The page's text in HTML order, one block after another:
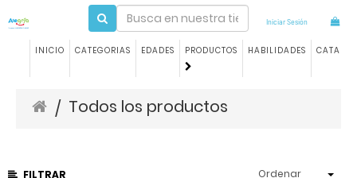
Iniciar Sesión
INICIO CATEGORIAS EDADES PRODUCTOS HABILIDADES
/ Todos los productos
FILTRAR Ordenar